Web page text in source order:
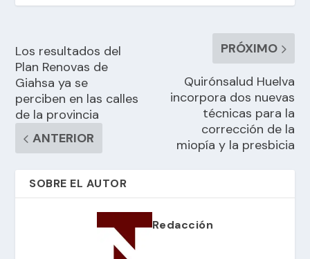
Los resultados del
Plan Renovas de
Giahsa ya se
perciben en las calles
de la provincia
ANTERIOR
PRÓXIMO
Quirónsalud Huelva
incorpora dos nuevas
técnicas para la
corrección de la
miopía y la presbicia
SOBRE EL AUTOR
Redacción